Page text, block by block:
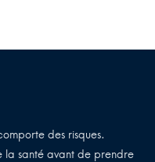
des risques.
la santé avant de prendre